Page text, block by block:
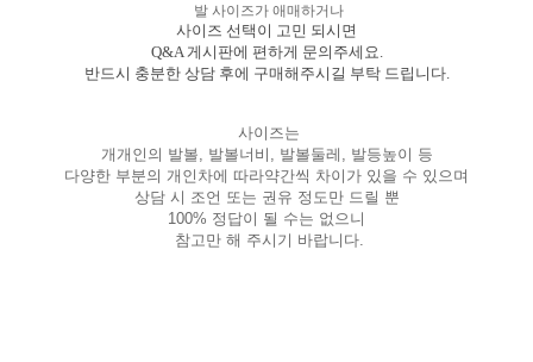
발 사이즈가 애매하거나
사이즈 선택이 고민 되시면
Q&A 게시판에 편하게 문의주세요.
반드시 충분한 상담 후에 구매해주시길 부탁 드립니다.
사이즈는
개개인의 발볼, 발볼너비, 발볼둘레, 발등높이 등
다양한 부분의 개인차에 따라약간씩 차이가 있을 수 있으며
상담 시 조언 또는 권유 정도만 드릴 뿐
100% 정답이 될 수는 없으니
참고만 해 주시기 바랍니다.